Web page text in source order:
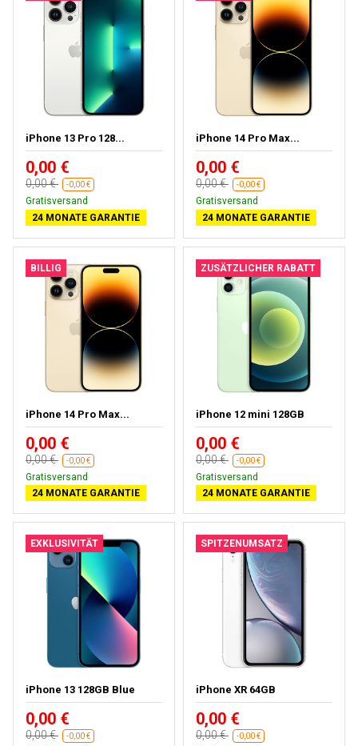
iPhone 13 Pro 128...
0,00 €
0,00 € -0,00 €
Gratisversand
24 MONATE GARANTIE
iPhone 14 Pro Max...
0,00 €
0,00 € -0,00 €
Gratisversand
24 MONATE GARANTIE
BILLIG
iPhone 14 Pro Max...
0,00 €
0,00 € -0,00 €
Gratisversand
24 MONATE GARANTIE
ZUSÄTZLICHER RABATT
iPhone 12 mini 128GB
0,00 €
0,00 € -0,00 €
Gratisversand
24 MONATE GARANTIE
EXKLUSIVITÄT
iPhone 13 128GB Blue
0,00 €
0,00 € -0,00 €
SPITZENUMSATZ
iPhone XR 64GB
0,00 €
0,00 € -0,00 €